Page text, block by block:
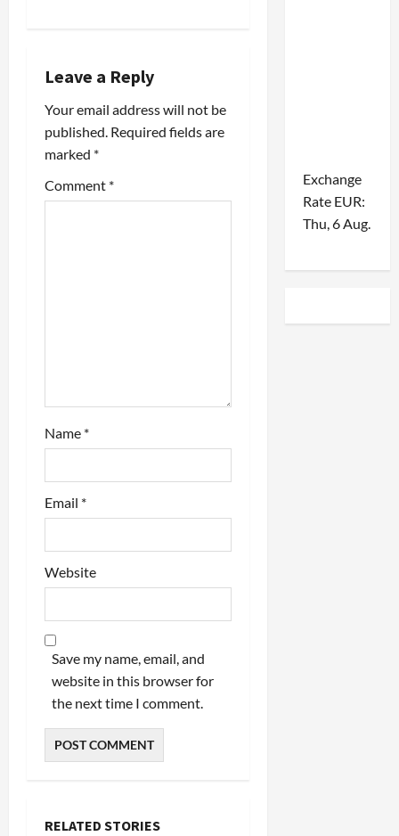
v
i
g
a
Leave a Reply
Your email address will not be
published. Required fields are
marked *
Comment *
Name *
Email *
Website
Save my name, email, and
website in this browser for
the next time I comment.
RELATED STORIES
Exchange
Rate EUR:
Thu, 6 Aug.